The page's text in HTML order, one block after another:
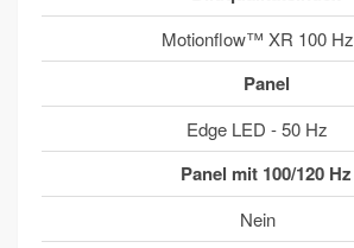
Motionflow™ XR 100 Hz
Panel
Edge LED - 50 Hz
Panel mit 100/120 Hz
Nein